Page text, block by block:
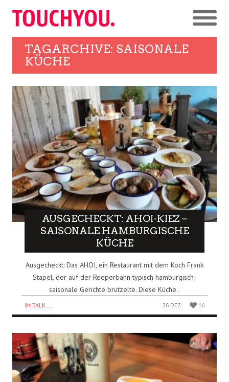
TAGARCHIVE: SAISONALE
KÜCHE
AUSGECHECKT: AHOI-KIEZ –
SAISONALE HAMBURGISCHE
KÜCHE
Ausgecheckt: Das AHOI, ein Restaurant mit dem Koch Frank
Stapel, der auf der Reeperbahn typisch hamburgisch-
saisonale Gerichte brutzelte. Diese Küche..
IM TALK.... 26 DEZ. 16